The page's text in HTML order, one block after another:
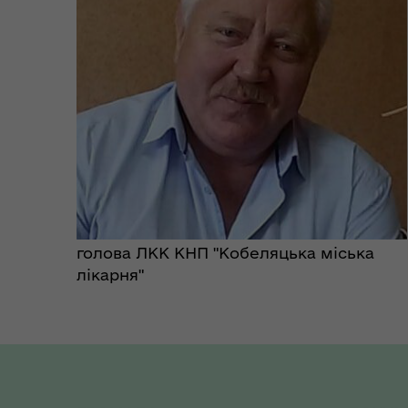
Дії населення при
небезпечних подіях та
надзвичайних ситуаціях
голова ЛКК КНП "Кобеляцька міська
лікарня"